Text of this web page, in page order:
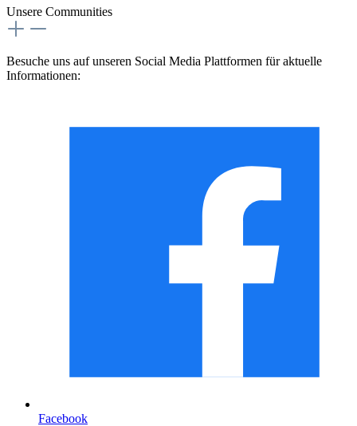
Unsere Communities
Besuche uns auf unseren Social Media Plattformen für aktuelle
Informationen:
Facebook